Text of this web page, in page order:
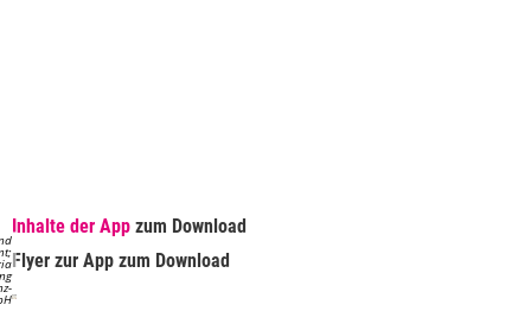
Inhalte der App zum Download
Flyer zur App zum Download